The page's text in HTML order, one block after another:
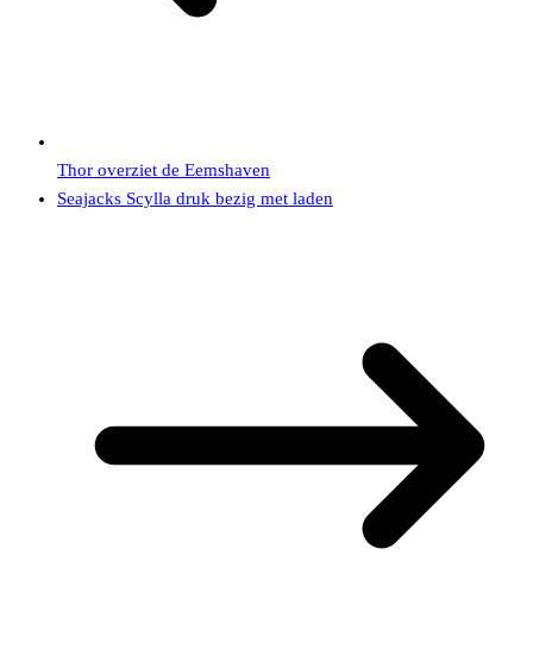
Thor overziet de Eemshaven
Seajacks Scylla druk bezig met laden